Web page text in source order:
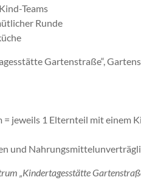
Teams
Runde
Gartenstraße“,
= jeweils 1 Elternteil mit einem
und
„Kindertagesstätte